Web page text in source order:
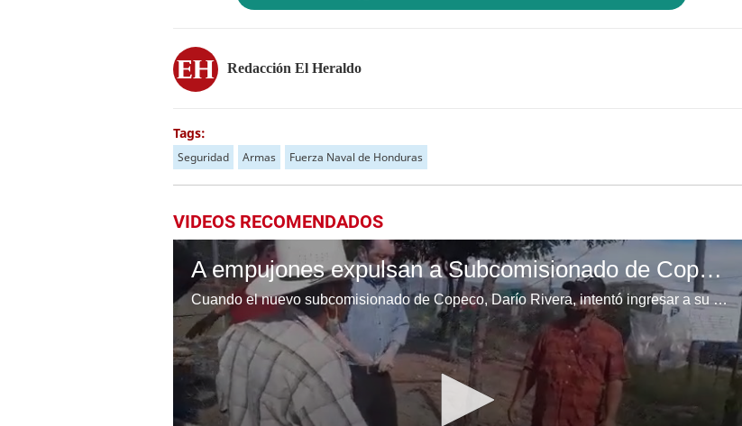
Redacción El Heraldo
Tags:
Seguridad Armas Fuerza Naval de Honduras
VIDEOS RECOMENDADOS
A empujones expulsan a Subcomisionado de Copeco en Comayagua
Cuando el nuevo subcomisionado de Copeco, Darío Rivera, intentó ingresar a su oficina, los manifestantes lo empujaron y hasta le lanzaron agua, por lo que el funcionario se tuvo que retirar para no ser agredido.